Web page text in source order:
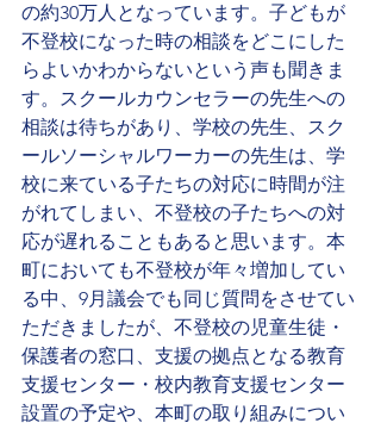
の約30万人となっています。子どもが
不登校になった時の相談をどこにした
らよいかわからないという声も聞きま
す。スクールカウンセラーの先生への
相談は待ちがあり、学校の先生、スク
ールソーシャルワーカーの先生は、学
校に来ている子たちの対応に時間が注
がれてしまい、不登校の子たちへの対
応が遅れることもあると思います。 本
町においても不登校が年々増加してい
る中、 9月議会でも同じ質問をさせてい
ただきましたが、 不登校の児童生徒・
保護者の窓口、支援の拠点となる教育
支援センター・校内教育支援センター
設置の予定や、本町の取り組みについ